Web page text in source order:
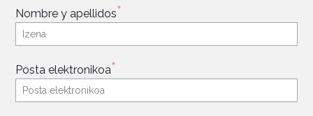
Nombre y apellidos*
Posta elektronikoa*